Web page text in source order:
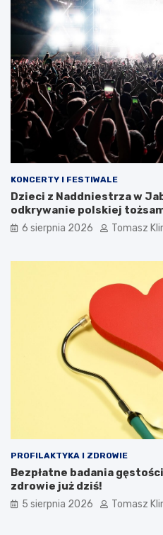
KONCERTY I FESTIWALE
Dzieci z Naddniestrza w
odkrywanie polskiej
6 sierpnia 2026 Tomasz
PROFILAKTYKA I ZDROWIE
Bezpłatne badania
zdrowie już dziś!
5 sierpnia 2026 Tomasz